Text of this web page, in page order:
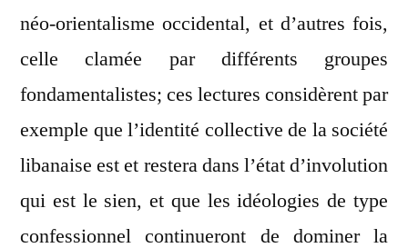
néo-orientalisme occidental, et d’autres fois,
celle clamée par différents groupes
fondamentalistes; ces lectures considèrent par
exemple que l’identité collective de la société
libanaise est et restera dans l’état d’involution
qui est le sien, et que les idéologies de type
confessionnel continueront de dominer la